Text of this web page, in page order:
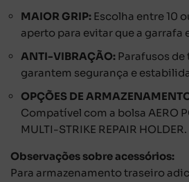
MAIOR GRIP: Escolha entre 10
aperto para evitar que a garrafa
ANTI-VIBRAÇÃO: Parafusos
garantem segurança e
OPÇÕES DE
Compatível com a bolsa AERO
MULTI-STRIKE REPAIR HOLDER.
Observações sobre acessórios:
Para armazenamento traseiro